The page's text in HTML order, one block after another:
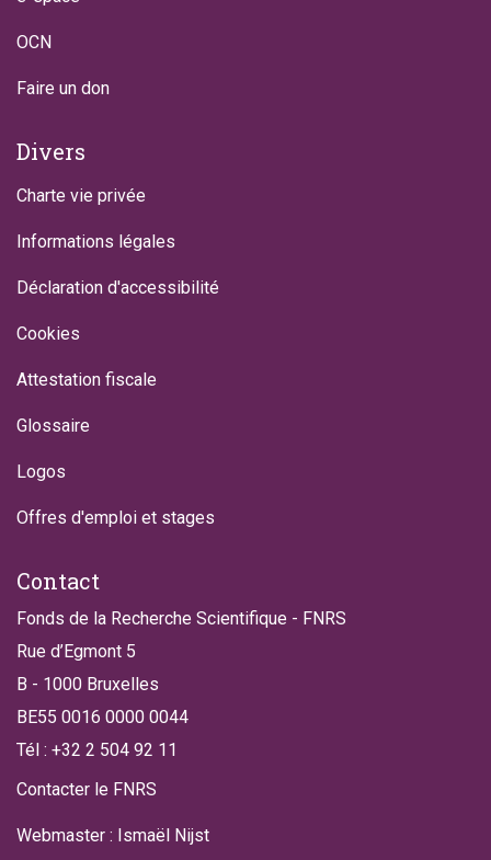
OCN
Faire un don
Divers
Charte vie privée
Informations légales
Déclaration d'accessibilité
Cookies
Attestation fiscale
Glossaire
Logos
Offres d'emploi et stages
Contact
Fonds de la Recherche Scientifique - FNRS
Rue d’Egmont 5
B - 1000 Bruxelles
BE55 0016 0000 0044
Tél : +32 2 504 92 11
Contacter le FNRS
Webmaster : Ismaël Nijst